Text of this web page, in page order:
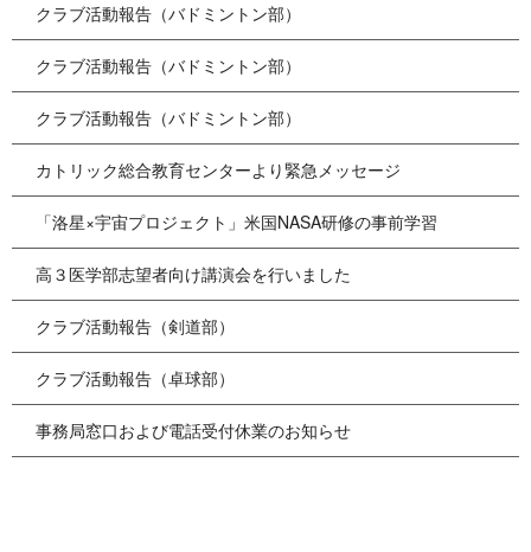
クラブ活動報告（バドミントン部）
クラブ活動報告（バドミントン部）
クラブ活動報告（バドミントン部）
カトリック総合教育センターより緊急メッセージ
「洛星×宇宙プロジェクト」米国NASA研修の事前学習
高３医学部志望者向け講演会を行いました
クラブ活動報告（剣道部）
クラブ活動報告（卓球部）
事務局窓口および電話受付休業のお知らせ